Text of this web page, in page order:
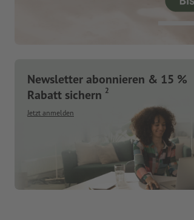
Newsletter abonnieren & 15 %
Rabatt sichern 2
Jetzt anmelden